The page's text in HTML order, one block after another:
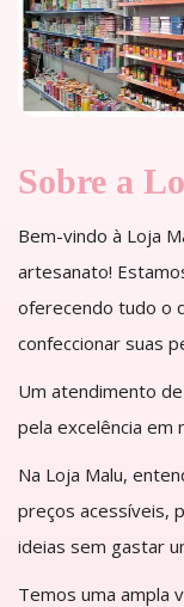
Sobre a
Bem-vindo à Loja
artesanato!
oferecendo tudo o
confeccionar suas
Um atendimento
pela excelência em
Na Loja Malu,
preços acessíveis,
ideias sem gastar
Temos uma ampla